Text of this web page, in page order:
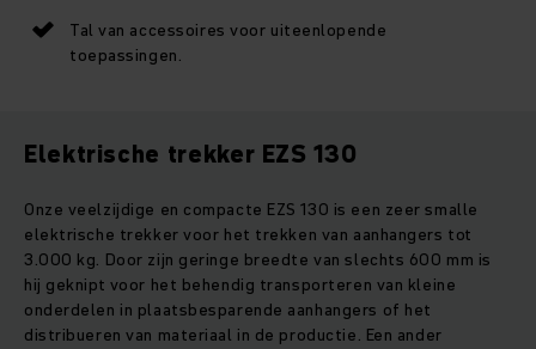
Tal van accessoires voor uiteenlopende
toepassingen.
Elektrische trekker EZS 130
Onze veelzijdige en compacte EZS 130 is een zeer smalle
elektrische trekker voor het trekken van aanhangers tot
3.000 kg. Door zijn geringe breedte van slechts 600 mm is
hij geknipt voor het behendig transporteren van kleine
onderdelen in plaatsbesparende aanhangers of het
distribueren van materiaal in de productie. Een ander